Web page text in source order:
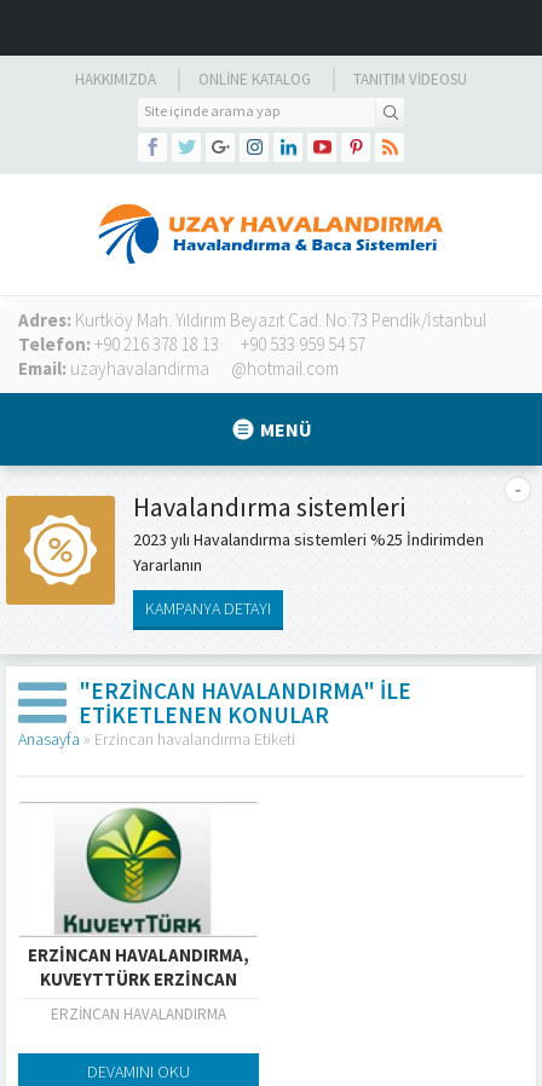
HAKKIMIZDA ONLINE KATALOG TANITIM VIDEOSU
Adres: Kurtköy Mah. Yıldırım Beyazıt Cad. No:73 Pendik/İstanbul
Telefon: +90 216 378 18 13
+90 533 959 54 57
Email: uzayhavalandirma @hotmail.com
MENÜ
Havalandırma sistemleri
2023 yılı Havalandırma sistemleri %25 İndirimden
Yararlanın
KAMPANYA DETAYI
"ERZINCAN HAVALANDIRMA" ILE
ETIKETLENEN KONULAR
Anasayfa » Erzincan havalandırma Etiketi
ERZINCAN HAVALANDIRMA,
KUVEYTTÜRK ERZINCAN
ERZİNCAN HAVALANDIRMA
DEVAMINI OKU